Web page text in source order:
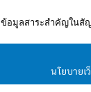
ข้อมูลสาระสำคัญในสั
นโยบายเ